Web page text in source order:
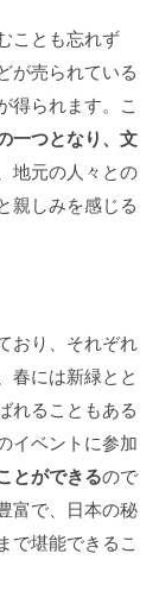
ことも忘れず
が売られている
得られます。こ
一つとなり、文
地元の人々との
親しみを感じる
おり、それぞれ
春には新緑とと
れることもある
イベントに参加
とができるので
富で、日本の秘
で堪能できるこ